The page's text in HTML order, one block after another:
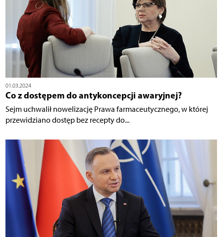
01.03.2024
Co z dostępem do antykoncepcji awaryjnej?
Sejm uchwalił nowelizację Prawa farmaceutycznego, w której
przewidziano dostęp bez recepty do...